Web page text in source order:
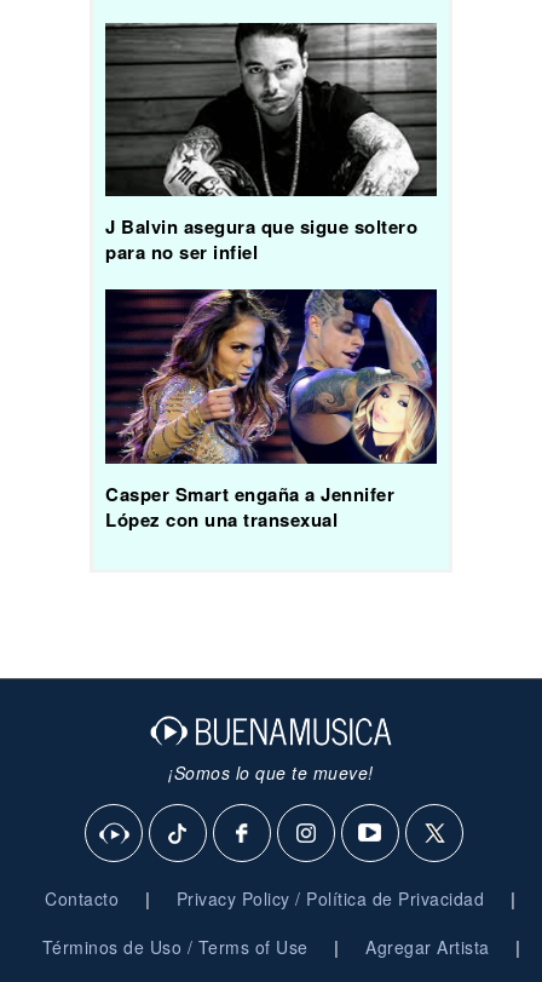
J Balvin asegura que sigue soltero
para no ser infiel
Casper Smart engaña a Jennifer
López con una transexual
¡Somos lo que te mueve!
Contacto | Privacy Policy / Política de Privacidad |
Términos de Uso / Terms of Use | Agregar Artista
|